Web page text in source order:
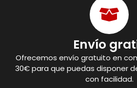
Envío
Ofrecemos envío gratuito en
30€ para que puedas disponer
con facilidad.